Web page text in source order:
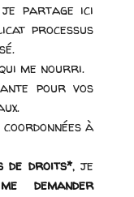
je partage ici
processus
me nourri.
pour vos
à
de droits*, je
medemander